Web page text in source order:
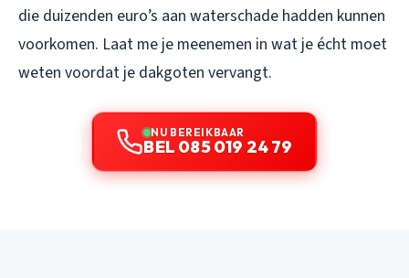
die duizenden euro’s aan waterschade hadden kunnen
voorkomen. Laat me je meenemen in wat je écht moet
weten voordat je dakgoten vervangt.
NU BEREIKBAAR
BEL 085 019 24 79